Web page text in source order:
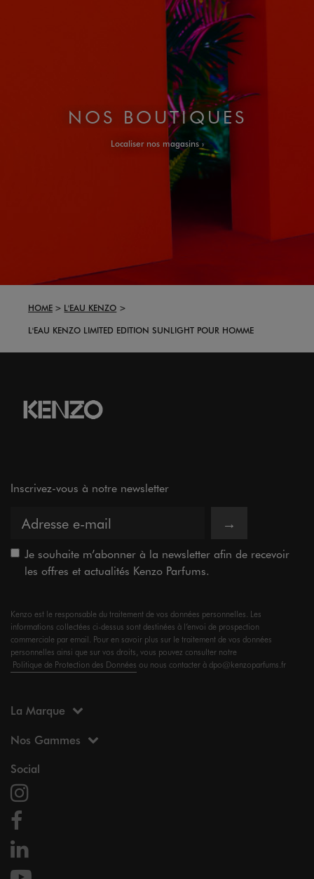
NOS BOUTIQUES
Localiser nos magasins
HOME
L'EAU KENZO
L'EAU KENZO LIMITED EDITION SUNLIGHT POUR HOMME
Inscrivez-vous à notre newsletter
→
Je souhaite m’abonner à la newsletter afin de recevoir
les offres et actualités Kenzo Parfums.
Kenzo est le responsable du traitement de vos données personnelles. Les
informations collectées ci-dessus sont destinées à l’envoi de prospection
commerciale par email. Pour en savoir plus sur le traitement de vos données
personnelles ainsi que sur vos droits, vous pouvez consulter notre
Politique de Protection des Données ou nous contacter à dpo@kenzoparfums.fr
La Marque
Nos Gammes
Social